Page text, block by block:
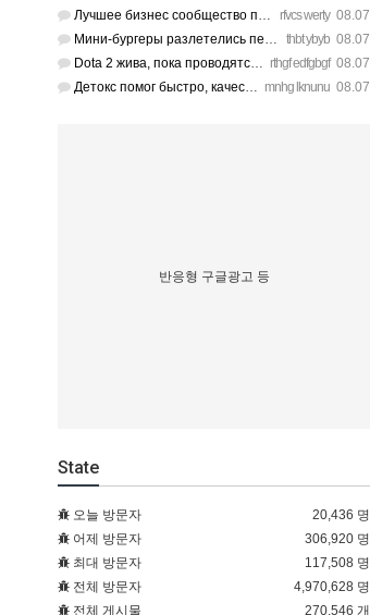
rfvcs werty 08.07
Лучшее бизнес сообщество предпринимателей в Санкт-Петербурге…
thbt ybyb 08.07
Мини-бургеры разлетелись первыми, очень сочные. https://inte…
rthgf edfgbgf 08.07
Dota 2 жива, пока проводятся такие масштабные турниры. https…
mnhg lknunu 08.07
Детокс помог быстро, качественное лечение алкоголизма Санкт-…
반응형 구글광고 등
State
오늘 방문자
20,436 명
어제 방문자
306,920 명
최대 방문자
117,508 명
전체 방문자
4,970,628 명
전체 게시물
270,546 개